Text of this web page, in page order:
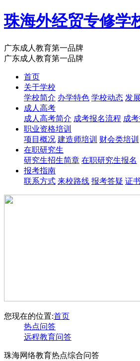
珠海外经贸专修学
广东成人教育第一品牌
广东成人教育第一品牌
首页
关于学校
学校简介 办学特色 学校动态 发
成人高考
成人高考简介 成考报名流程 成
职业资格培训
项目概况 建造师培训 财会类培训
在职研究生
研究生招生简章 在职研究生报名
报考指南
联系方式 来校路线 报考答疑 证
您现在的位置:首页
热点问答
远程教育问答
珠海网络教育热点综合问答